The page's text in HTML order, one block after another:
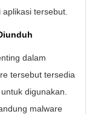
tersebut.
dalam
tersebut tersedia
digunakan.
malware